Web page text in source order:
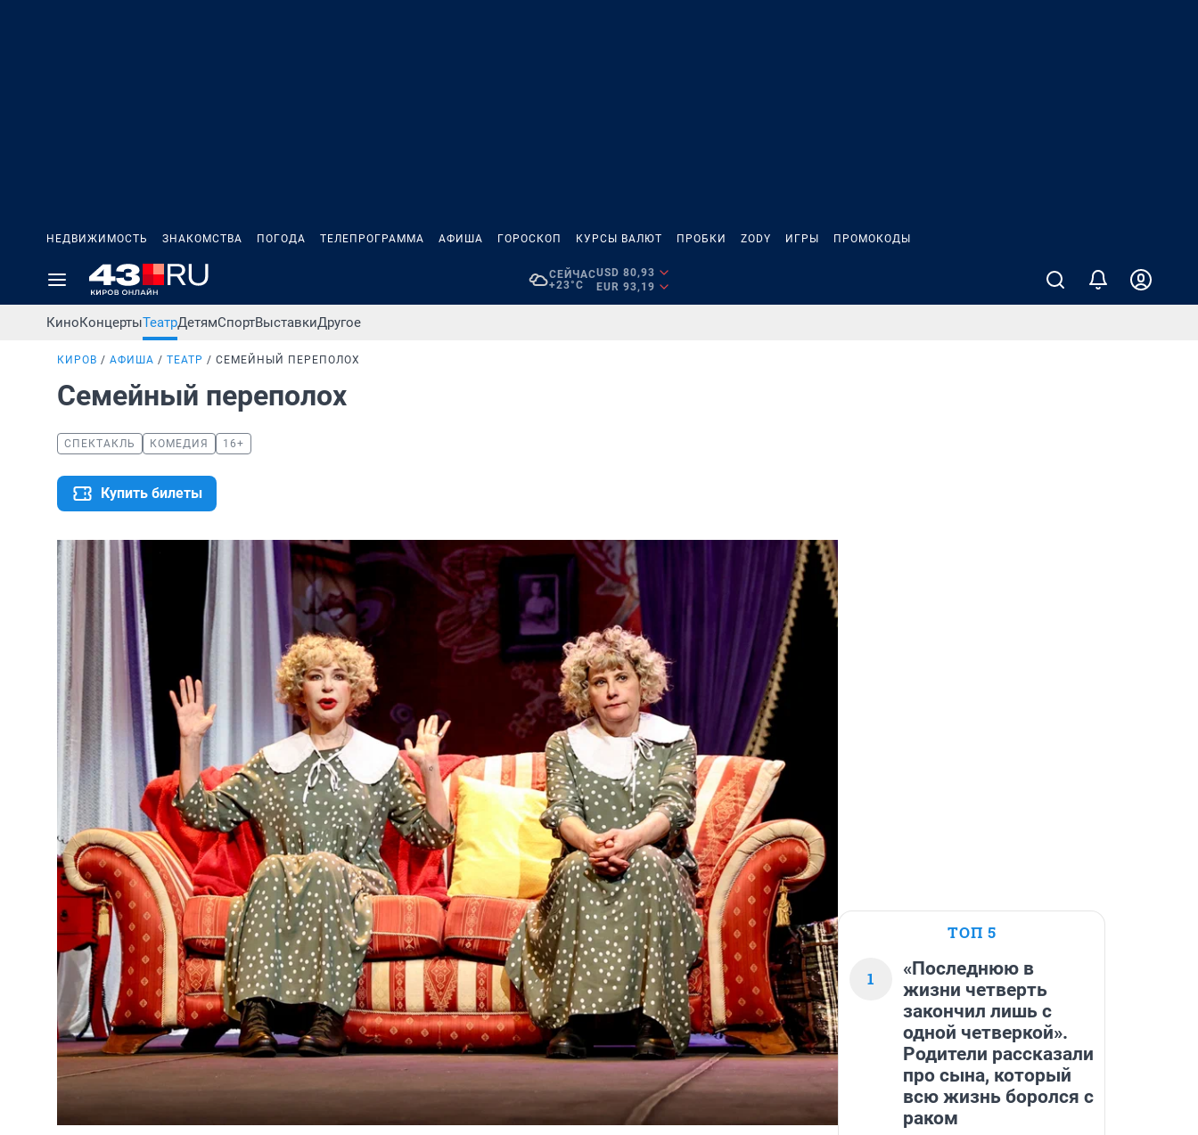
НЕДВИЖИМОСТЬ ЗНАКОМСТВА ПОГОДА ТЕЛЕПРОГРАММА АФИША ГОРОСКОП КУРСЫ ВАЛЮТ ПРОБКИ ZODY ИГРЫ ПРОМОКОДЫ
СЕЙЧАС
+23°C
USD 80,93
EUR 93,19
КиноКонцертыТеатрДетямСпортВыставкиДругое
КИРОВ АФИША ТЕАТР СЕМЕЙНЫЙ ПЕРЕПОЛОХ
Семейный переполох
СПЕКТАКЛЬ КОМЕДИЯ 16+
Купить билеты
ТОП 5
1
«Последнюю в
жизни четверть
закончил лишь с
одной четверкой».
Родители рассказали
про сына, который
всю жизнь боролся с
раком